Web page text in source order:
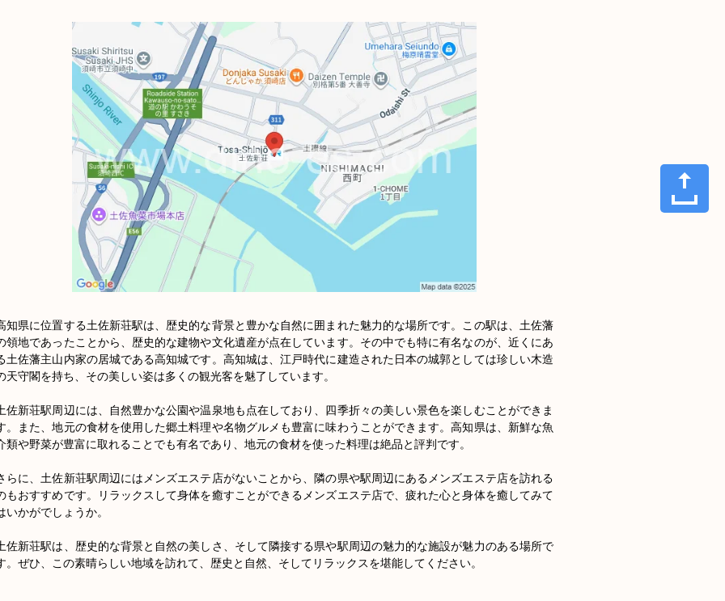
知県に位置する土佐新荘駅は、歴史的な背景と豊かな自然に囲まれた魅力的な場所です。この駅は、土佐藩
領地であったことから、歴史的な建物や文化遺産が点在しています。その中でも特に有名なのが、近くにあ
土佐藩主山内家の居城である高知城です。高知城は、江戸時代に建造された日本の城郭としては珍しい木造
天守閣を持ち、その美しい姿は多くの観光客を魅了しています。
佐新荘駅周辺には、自然豊かな公園や温泉地も点在しており、四季折々の美しい景色を楽しむことができま
。また、地元の食材を使用した郷土料理や名物グルメも豊富に味わうことができます。高知県は、新鮮な魚
類や野菜が豊富に取れることでも有名であり、地元の食材を使った料理は絶品と評判です。
らに、土佐新荘駅周辺にはメンズエステ店がないことから、隣の県や駅周辺にあるメンズエステ店を訪れる
もおすすめです。リラックスして身体を癒すことができるメンズエステ店で、疲れた心と身体を癒してみて
いかがでしょうか。
佐新荘駅は、歴史的な背景と自然の美しさ、そして隣接する県や駅周辺の魅力的な施設が魅力のある場所で
。ぜひ、この素晴らしい地域を訪れて、歴史と自然、そしてリラックスを堪能してください。